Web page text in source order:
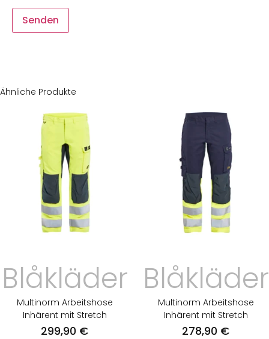
Ähnliche Produkte
Blåkläder
Multinorm Arbeitshose
Inhärent mit Stretch
299,90 €
Blåkläder
Multinorm Arbeitshose
Inhärent mit Stretch
278,90 €